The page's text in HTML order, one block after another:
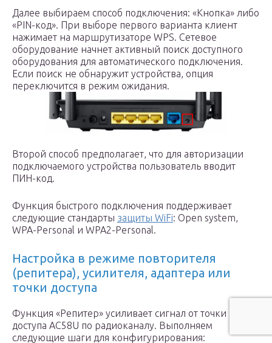
Далее выбираем способ подключения: «Кнопка» либо
«PIN-код». При выборе первого варианта клиент
нажимает на маршрутизаторе WPS. Сетевое
оборудование начнет активный поиск доступного
оборудования для автоматического подключения.
Если поиск не обнаружит устройства, опция
переключится в режим ожидания.
Второй способ предполагает, что для авторизации
подключаемого устройства пользователь вводит
ПИН-код.
Функция быстрого подключения поддерживает
следующие стандарты защиты WiFi: Open system,
WPA-Personal и WPA2-Personal.
Настройка в режиме повторителя
(репитера), усилителя, адаптера или
точки доступа
Функция «Репитер» усиливает сигнал от точки
доступа AC58U по радиоканалу. Выполняем
следующие шаги для конфигурирования: